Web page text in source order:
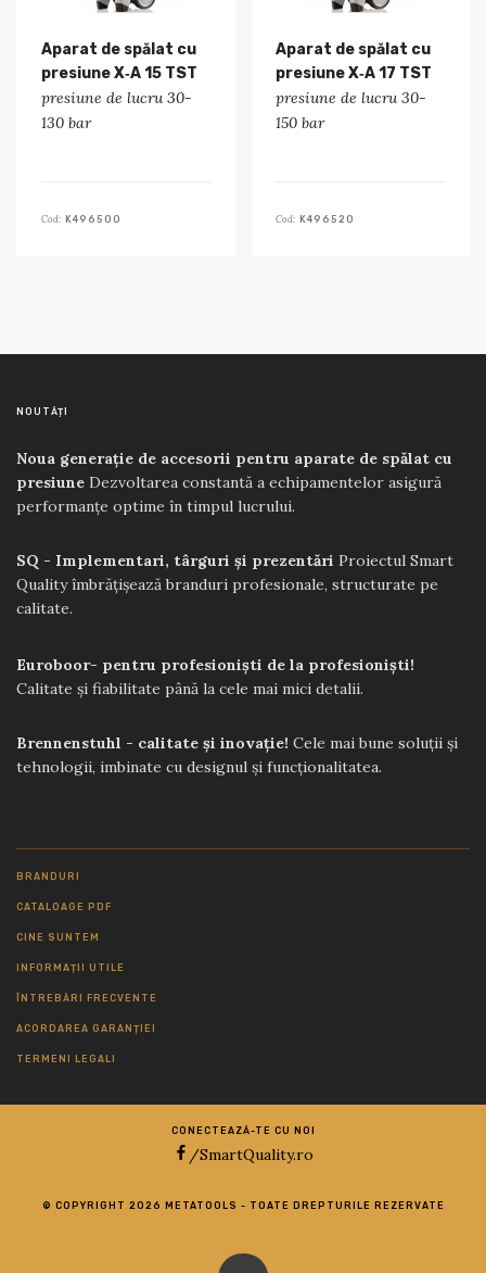
Aparat de spălat cu
presiune X‑A 15 TST
presiune de lucru 30-
130 bar
Cod: K496500
Aparat de spălat cu
presiune X‑A 17 TST
presiune de lucru 30-
150 bar
Cod: K496520
NOUTĂȚI
Noua generație de accesorii pentru aparate de spălat cu
presiune Dezvoltarea constantă a echipamentelor asigură
performanțe optime în timpul lucrului.
SQ - Implementari, târguri și prezentări Proiectul Smart
Quality îmbrățișează branduri profesionale, structurate pe
calitate.
Euroboor- pentru profesioniști de la profesioniști!
Calitate și fiabilitate până la cele mai mici detalii.
Brennenstuhl - calitate și inovație! Cele mai bune soluții și
tehnologii, imbinate cu designul și funcționalitatea.
BRANDURI
CATALOAGE PDF
CINE SUNTEM
INFORMAȚII UTILE
ÎNTREBĂRI FRECVENTE
ACORDAREA GARANȚIEI
TERMENI LEGALI
CONECTEAZĂ-TE CU NOI
/SmartQuality.ro
© COPYRIGHT 2026 METATOOLS - TOATE DREPTURILE REZERVATE